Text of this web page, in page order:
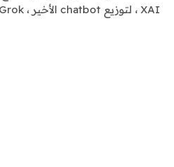
XAI ، لتوزيع chatbot الأخير ، Grok ، عبر Telegram…